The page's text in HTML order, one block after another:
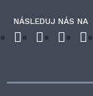
NÁSLEDUJ NÁS NA